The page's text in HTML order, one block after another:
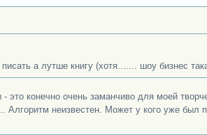
а лутше книгу (хотя....... шоу бизнес
это конечно очень заманчиво для моей
Алгоритм неизвестен. Может у кого уже